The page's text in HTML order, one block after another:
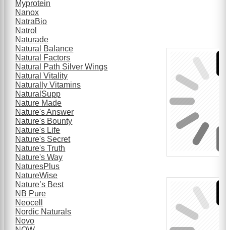
Myprotein
Nanox
NatraBio
Natrol
Naturade
Natural Balance
Natural Factors
Natural Path Silver Wings
Natural Vitality
Naturally Vitamins
NaturalSupp
Nature Made
Nature's Answer
Nature's Bounty
Nature's Life
Nature's Secret
Nature's Truth
Nature's Way
NaturesPlus
NatureWise
Nature’s Best
NB Pure
Neocell
Nordic Naturals
Novo